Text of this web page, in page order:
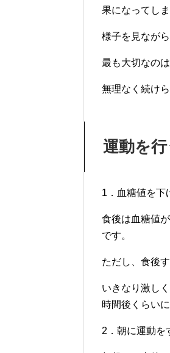
果になってしま
様子を見なが
最も大切なの
無理なく続け
運動を
1．血糖値を下
食後は血糖値
です。
ただし、食後
いきなり激し
時間後くらい
2．朝に運動を